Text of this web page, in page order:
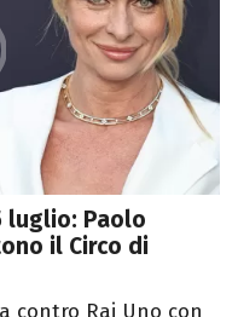
luglio: Paolo
il Circo di
contro Rai Uno con